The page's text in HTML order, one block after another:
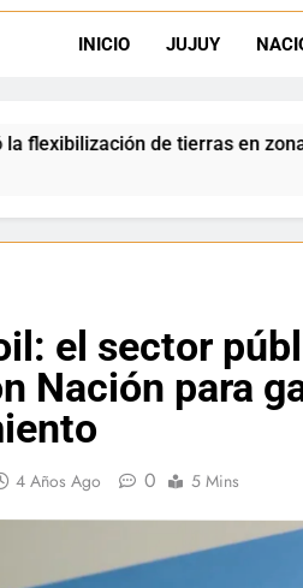
Día
INICIO JUJUY
en zonas de frontera
el sector
Nación para
4 Años Ago 0 5 Mins